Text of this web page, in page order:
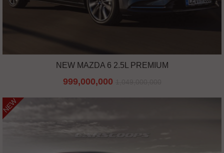
NEW MAZDA 6 2.5L PREMIUM
999,000,000
NEW